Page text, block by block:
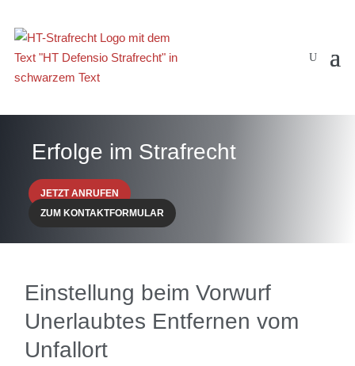
Erfolge im Strafrecht
JETZT ANRUFEN
ZUM KONTAKTFORMULAR
Einstellung beim Vorwurf
Unerlaubtes Entfernen vom
Unfallort